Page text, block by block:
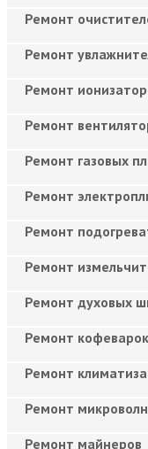
Ремонт
Ремонт
Ремонт
Ремонт
Ремонт газовых
Ремонт
Ремонт
Ремонт
Ремонт духовых
Ремонт кофеварок
Ремонт
Ремонт
Ремонт майнеров